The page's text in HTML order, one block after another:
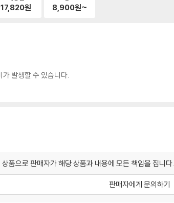
17,820원 8,900원~
발생할 수 있습니다.
품으로 판매자가 해당 상품과 내용에 모든 책임을 집니다.
판매자에게 문의하기